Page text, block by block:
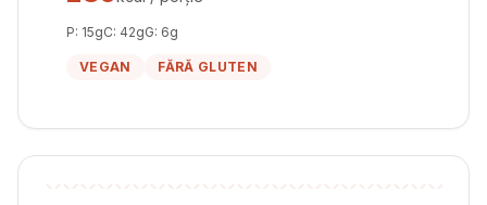
P: 15gC: 42gG: 6g
VEGAN FĂRĂ GLUTEN